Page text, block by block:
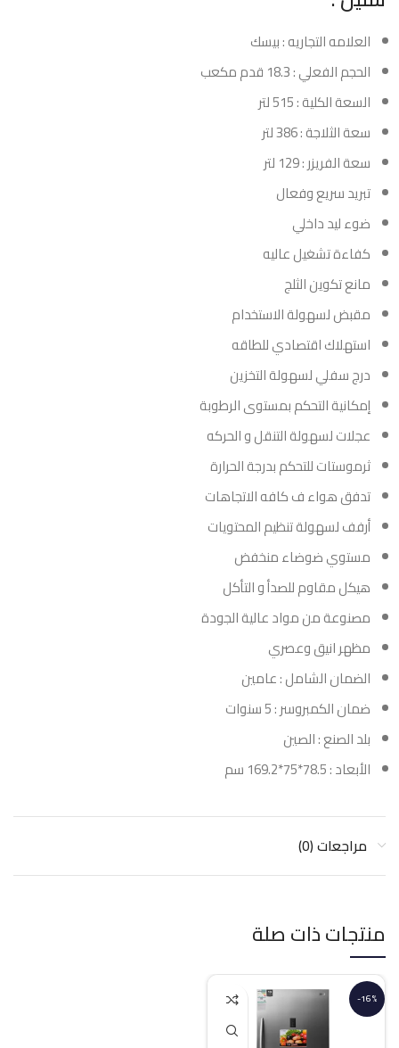
العلامه التجاريه : بيسك
الحجم الفعلي : 18.3 قدم مكعب
السعة الكلية : 515 لتر
سعة الثلاجة : 386 لتر
سعة الفريزر : 129 لتر
تبريد سريع وفعال
ضوء ليد داخلي
كفاءة تشغيل عاليه
مانع تكوين الثلج
مقبض لسهولة الاستخدام
استهلاك اقتصادي للطاقه
درج سفلي لسهولة التخزين
إمكانية التحكم بمستوى الرطوبة
عجلات لسهولة التنقل و الحركه
ثرموستات للتحكم بدرجة الحرارة
تدفق هواء ف كافه الاتجاهات
أرفف لسهولة تنظيم المحتويات
مستوي ضوضاء منخفض
هيكل مقاوم للصدأ و التأكل
مصنوعة من مواد عالية الجودة
مظهر انيق وعصري
الضمان الشامل : عامين
ضمان الكمبروسر : 5 سنوات
بلد الصنع : الصين
الأبعاد : 78.5*75*169.2 سم
مراجعات (0)
منتجات ذات صلة
-16%